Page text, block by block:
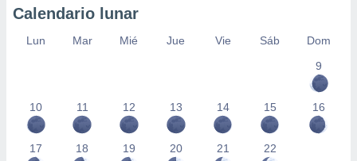
Calendario lunar
Lun Mar Mié Jue Vie Sáb
Dom
9
10 11 12 13 14 15 16
17 18 19 20 21 22